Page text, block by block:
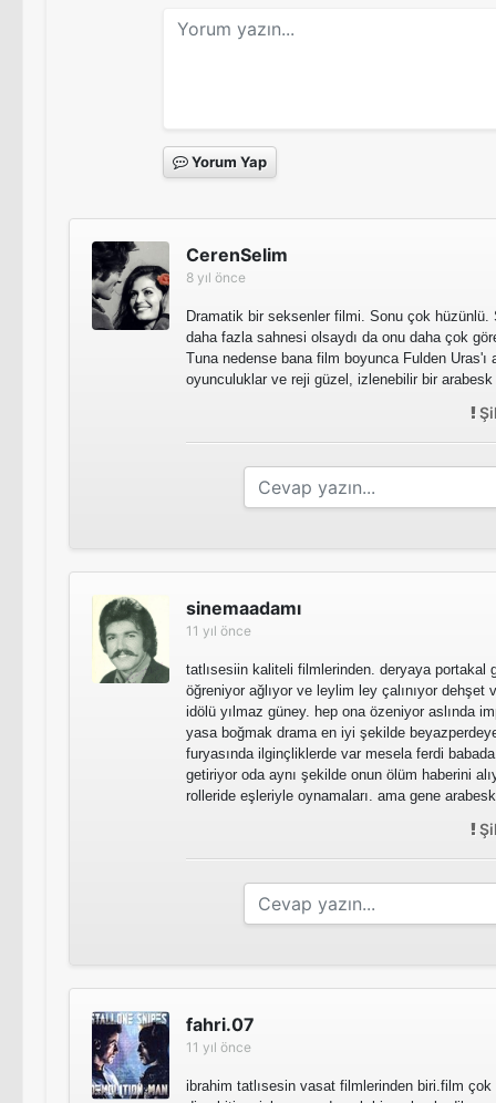
Yorum Yap
CerenSelim
8 yıl önce
Dramatik bir seksenler filmi. Sonu çok hüzünlü.
daha fazla sahnesi olsaydı da onu daha çok
Tuna nedense bana film boyunca Fulden Uras'ı
oyunculuklar ve reji güzel, izlenebilir bir
sinemaadamı
11 yıl önce
tatlısesiin kaliteli filmlerinden. deryaya portakal
öğreniyor ağlıyor ve leylim ley çalınıyor dehşet
idölü yılmaz güney. hep ona özeniyor aslında
yasa boğmak drama en iyi şekilde
furyasında ilginçliklerde var mesela ferdi
getiriyor oda aynı şekilde onun ölüm haberini
rolleride eşleriyle oynamaları. ama gene
fahri.07
11 yıl önce
ibrahim tatlısesin vasat filmlerinden biri.film çok